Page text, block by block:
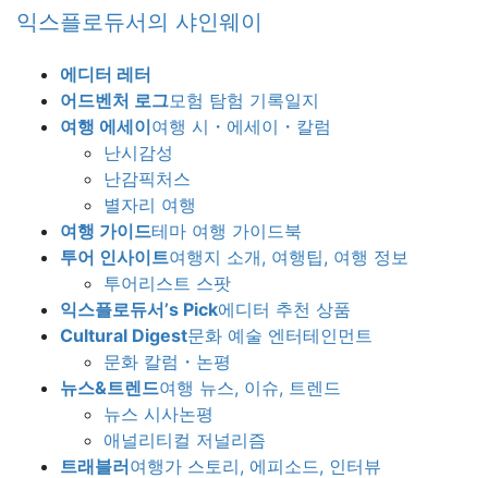
Skip
Skip
Navigation
익스플로듀서의 샤인웨이
에디터 레터
어드벤처 로그모험 탐험 기록일지
여행 에세이여행 시・에세이・칼럼
난시감성
난감픽처스
별자리 여행
여행 가이드테마 여행 가이드북
투어 인사이트여행지 소개, 여행팁, 여행 정보
투어리스트 스팟
익스플로듀서’s Pick에디터 추천 상품
Cultural Digest문화 예술 엔터테인먼트
문화 칼럼・논평
뉴스&트렌드여행 뉴스, 이슈, 트렌드
뉴스 시사논평
애널리티컬 저널리즘
트래블러여행가 스토리, 에피소드, 인터뷰